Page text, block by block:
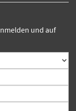
und auf